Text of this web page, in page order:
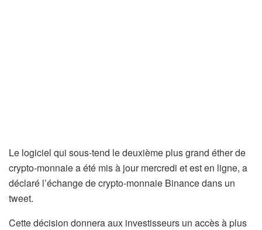
Le logiciel qui sous-tend le deuxième plus grand éther de
crypto-monnaie a été mis à jour mercredi et est en ligne, a
déclaré l’échange de crypto-monnaie Binance dans un
tweet.
Cette décision donnera aux investisseurs un accès à plus